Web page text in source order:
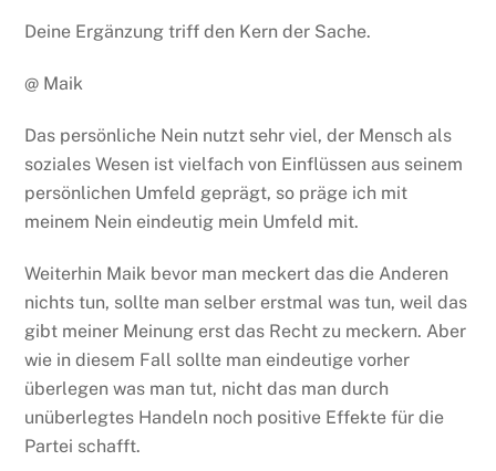
Deine Ergänzung triff den Kern der Sache.
@ Maik
Das persönliche Nein nutzt sehr viel, der Mensch als
soziales Wesen ist vielfach von Einflüssen aus seinem
persönlichen Umfeld geprägt, so präge ich mit
meinem Nein eindeutig mein Umfeld mit.
Weiterhin Maik bevor man meckert das die Anderen
nichts tun, sollte man selber erstmal was tun, weil das
gibt meiner Meinung erst das Recht zu meckern. Aber
wie in diesem Fall sollte man eindeutige vorher
überlegen was man tut, nicht das man durch
unüberlegtes Handeln noch positive Effekte für die
Partei schafft.